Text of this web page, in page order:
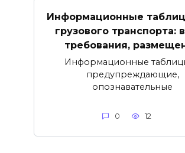
Информационные
грузового транспорта:
требования,
Информационные
предупреждающие,
опознавательные
0 12